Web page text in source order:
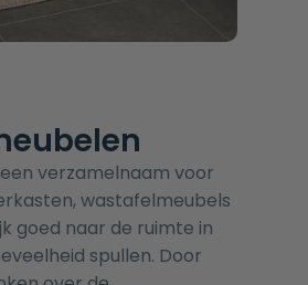
verzamelnaam voor
wastafelmeubels
goed naar de ruimte in
spullen. Door